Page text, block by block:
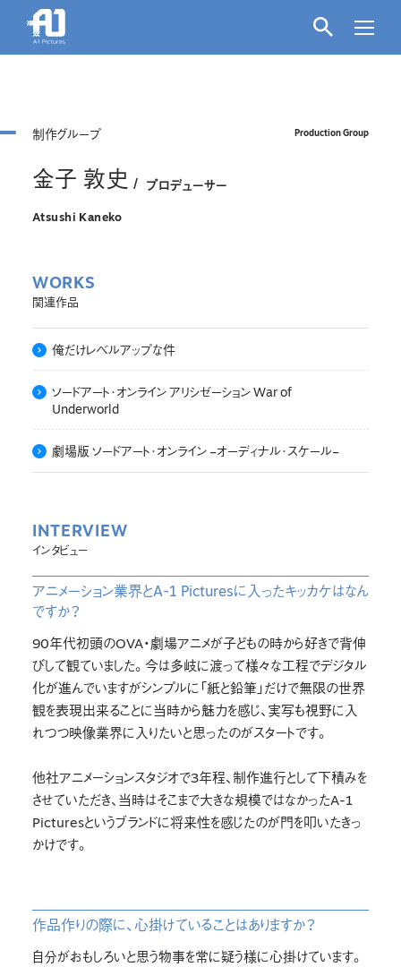
制作グループ Production Group
金子 敦史 プロデューサー
Atsushi Kaneko
WORKS
関連作品
俺だけレベルアップな件
ソードアート･オンライン アリシゼーション War of
Underworld
劇場版 ソードアート･オンライン –オーディナル･スケール–
INTERVIEW
インタビュー
アニメーション業界とA-1 Picturesに入ったキッカケはなん
ですか？
90年代初頭のOVA・劇場アニメが子どもの時から好きで背伸
びして観ていました。今は多岐に渡って様々な工程でデジタル
化が進んでいますがシンプルに「紙と鉛筆」だけで無限の世界
観を表現出来ることに当時から魅力を感じ、実写も視野に入
れつつ映像業界に入りたいと思ったのがスタートです。
他社アニメーションスタジオで3年程、制作進行として下積みを
させていただき、当時はそこまで大きな規模ではなかったA-1
Picturesというブランドに将来性を感じたのが門を叩いたきっ
かけです。
作品作りの際に、心掛けていることはありますか？
自分がおもしろいと思う物事を常に疑う様に心掛けています。